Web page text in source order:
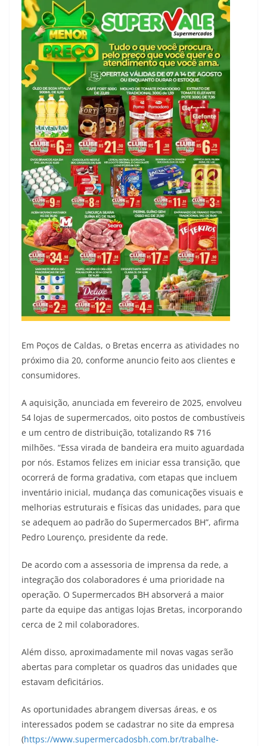
Em Poços de Caldas, o Bretas encerra as atividades no
próximo dia 20, conforme anuncio feito aos clientes e
consumidores.
A aquisição, anunciada em fevereiro de 2025, envolveu
54 lojas de supermercados, oito postos de combustíveis
e um centro de distribuição, totalizando R$ 716
milhões. “Essa virada de bandeira era muito aguardada
por nós. Estamos felizes em iniciar essa transição, que
ocorrerá de forma gradativa, com etapas que incluem
inventário inicial, mudança das comunicações visuais e
melhorias estruturais e físicas das unidades, para que
se adequem ao padrão do Supermercados BH”, afirma
Pedro Lourenço, presidente da rede.
De acordo com a assessoria de imprensa da rede, a
integração dos colaboradores é uma prioridade na
operação. O Supermercados BH absorverá a maior
parte da equipe das antigas lojas Bretas, incorporando
cerca de 2 mil colaboradores.
Além disso, aproximadamente mil novas vagas serão
abertas para completar os quadros das unidades que
estavam deficitários.
As oportunidades abrangem diversas áreas, e os
interessados podem se cadastrar no site da empresa
(https://www.supermercadosbh.com.br/trabalhe-